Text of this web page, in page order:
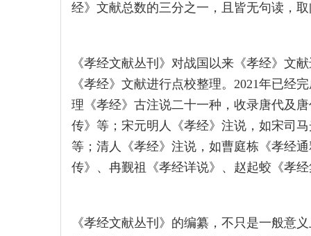
经》文献总数的三分之一，且皆无句读，
《孝经文献丛刊》对战国以来《孝经》文
《孝经》文献进行点校整理。2021年已经
理《孝经》古注说二十一种，收录唐代及
传》等；宋元明人《孝经》注说，如宋司
等；清人《孝经》注说，如曹庭栋《孝经
传》、冉觐祖《孝经详说》、赵起蛟《孝
《孝经文献丛刊》的编纂，不只是一般意